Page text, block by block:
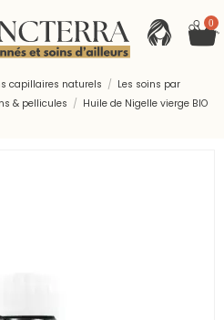
0
capillaires naturels
Les soins par
& pellicules
Huile de Nigelle vierge BIO